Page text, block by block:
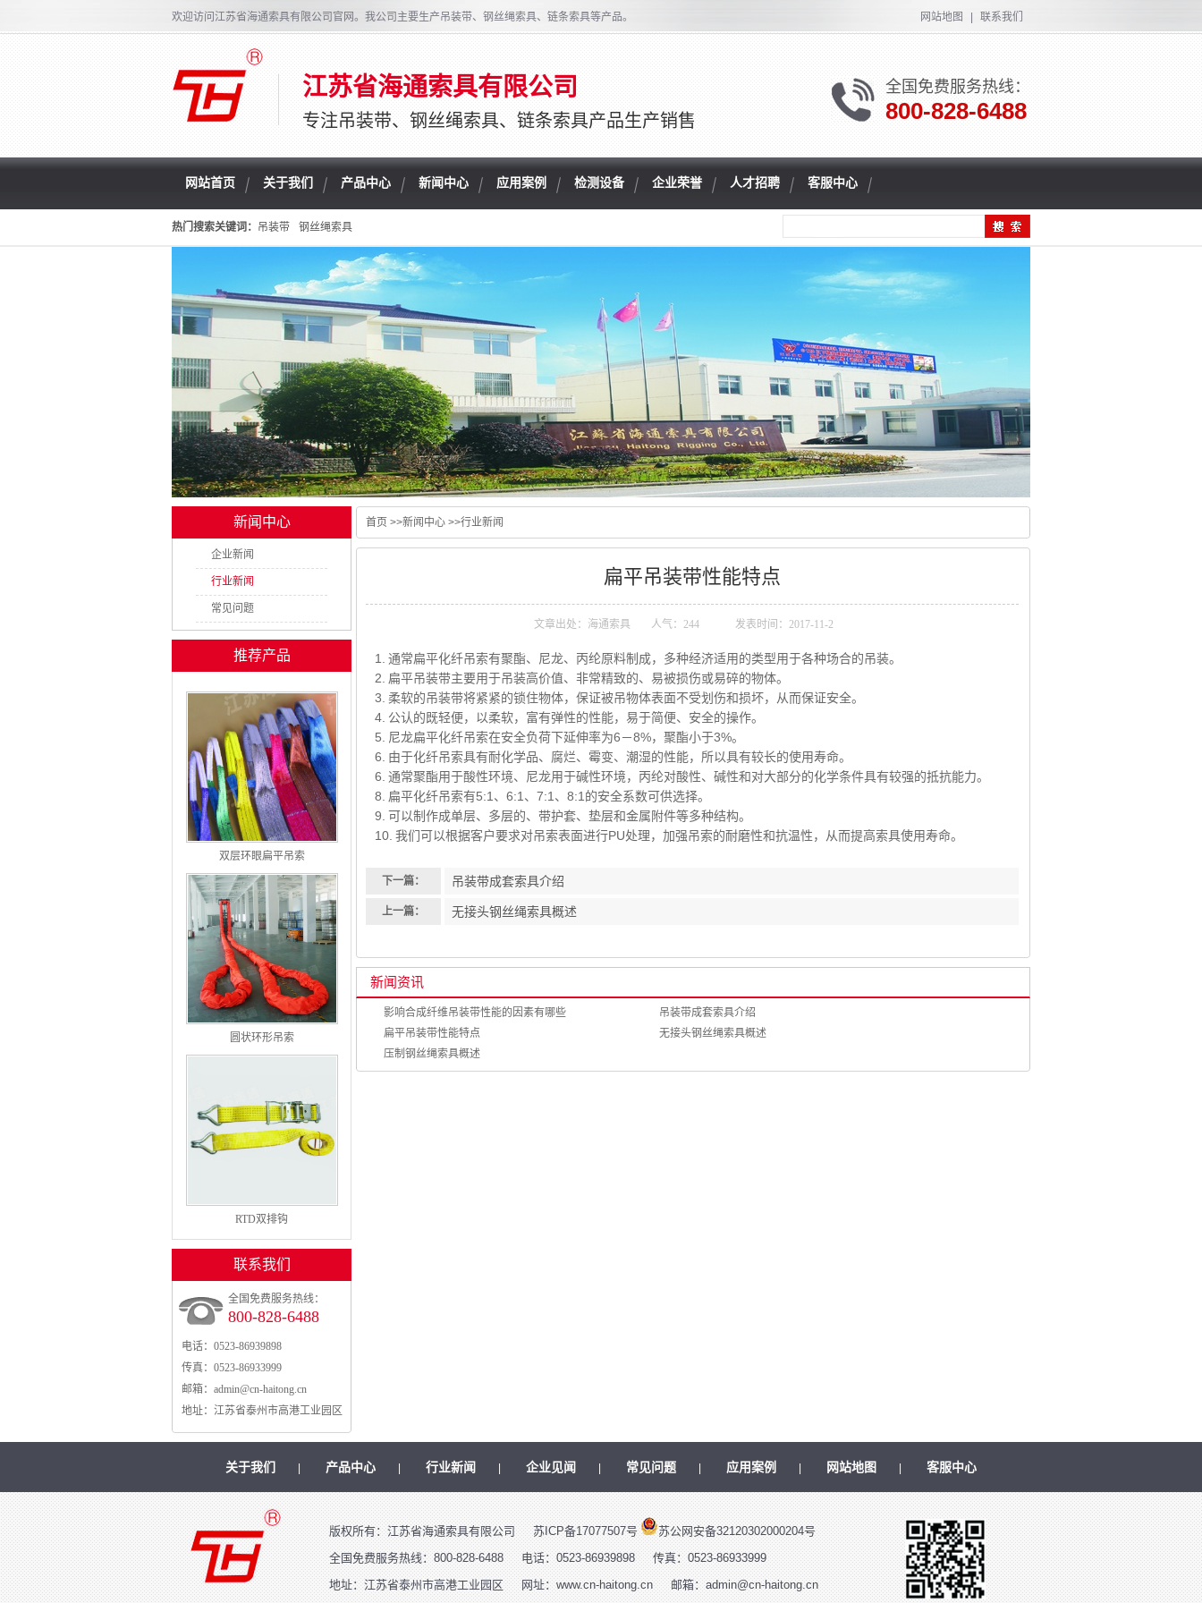
欢迎访问江苏省海通索具有限公司官网。我公司主要生产吊装带、钢丝绳索具、链条索具等产品。 网站地图 联系我们
江苏省海通索具有限公司
专注吊装带、钢丝绳索具、链条索具产品生产销售
全国免费服务热线：
800-828-6488
网站首页 关于我们 产品中心 新闻中心 应用案例 检测设备 企业荣誉 人才招聘 客服中心
热门搜索关键词： 吊装带 钢丝绳索具
首页 >>新闻中心 >>行业新闻
扁平吊装带性能特点
文章出处：海通索具 人气： 244 发表时间：2017-11-2
1. 通常扁平化纤吊索有聚酯、尼龙、丙纶原料制成，多种经济适用的类型用于各种场合的吊装。
2. 扁平吊装带主要用于吊装高价值、非常精致的、易被损伤或易碎的物体。
3. 柔软的吊装带将紧紧的锁住物体，保证被吊物体表面不受划伤和损坏，从而保证安全。
4. 公认的既轻便，以柔软，富有弹性的性能，易于简便、安全的操作。
5. 尼龙扁平化纤吊索在安全负荷下延伸率为6－8%，聚酯小于3%。
6. 由于化纤吊索具有耐化学品、腐烂、霉变、潮湿的性能，所以具有较长的使用寿命。
6. 通常聚酯用于酸性环境、尼龙用于碱性环境，丙纶对酸性、碱性和对大部分的化学条件具有较强的抵抗能力。
8. 扁平化纤吊索有5:1、6:1、7:1、8:1的安全系数可供选择。
9. 可以制作成单层、多层的、带护套、垫层和金属附件等多种结构。
10. 我们可以根据客户要求对吊索表面进行PU处理，加强吊索的耐磨性和抗温性，从而提高索具使用寿命。
下一篇： 吊装带成套索具介绍
上一篇： 无接头钢丝绳索具概述
新闻资讯
影响合成纤维吊装带性能的因素有哪些
吊装带成套索具介绍
扁平吊装带性能特点
无接头钢丝绳索具概述
压制钢丝绳索具概述
新闻中心
企业新闻
行业新闻
常见问题
推荐产品
双层环眼扁平吊索
圆状环形吊索
RTD双排钩
联系我们
全国免费服务热线：
800-828-6488
电话： 0523-86939898
传真： 0523-86933999
邮箱： admin@cn-haitong.cn
地址： 江苏省泰州市高港工业园区
关于我们 产品中心 行业新闻 企业见闻 常见问题 应用案例 网站地图 客服中心
版权所有：江苏省海通索具有限公司 苏ICP备17077507号
苏公网安备32120302000204号
全国免费服务热线：800-828-6488
电话：0523-86939898
传真：0523-86933999
地址：江苏省泰州市高港工业园区
网址：www.cn-haitong.cn 邮箱：admin@cn-haitong.cn